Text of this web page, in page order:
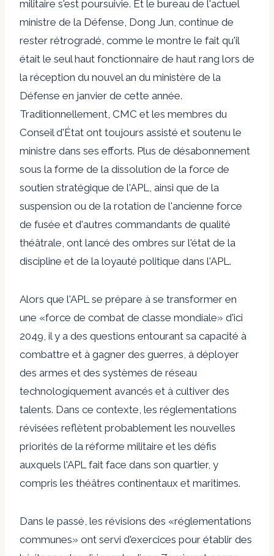
militaire s'est poursuivie. Et le bureau de l'actuel
ministre de la Défense, Dong Jun, continue de
rester rétrogradé, comme le montre le fait qu'il
était le seul haut fonctionnaire de haut rang lors de
la réception du nouvel an du ministère de la
Défense en janvier de cette année.
Traditionnellement, CMC et les membres du
Conseil d'État ont toujours assisté et soutenu le
ministre dans ses efforts. Plus de désabonnement
sous la forme de la dissolution de la force de
soutien stratégique de l'APL, ainsi que de la
suspension ou de la rotation de l'ancienne force
de fusée et d'autres commandants de qualité
théâtrale, ont lancé des ombres sur l'état de la
discipline et de la loyauté politique dans l'APL.
Alors que l'APL se prépare à se transformer en
une «force de combat de classe mondiale» d'ici
2049, il y a des questions entourant sa capacité à
combattre et à gagner des guerres, à déployer
des armes et des systèmes de réseau
technologiquement avancés et à cultiver des
talents. Dans ce contexte, les réglementations
révisées reflètent probablement les nouvelles
priorités de la réforme militaire et les défis
auxquels l'APL fait face dans son quartier, y
compris les théâtres continentaux et maritimes.
Dans le passé, les révisions des «réglementations
communes» ont servi d'exercices pour établir des